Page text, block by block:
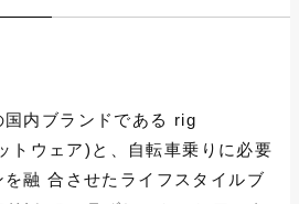
国内ブランドである rig
トウェア)と、自転車乗りに必要
融 合させたライフスタイルブ